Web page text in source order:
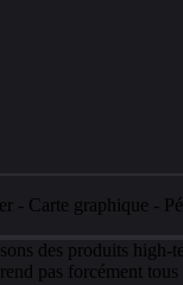
- Carte graphique -
des produits high-
pas forcément